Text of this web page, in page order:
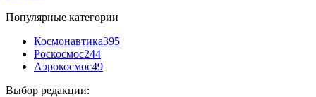
Популярные категории
Космонавтика395
Роскосмос244
Аэрокосмос49
Выбор редакции: